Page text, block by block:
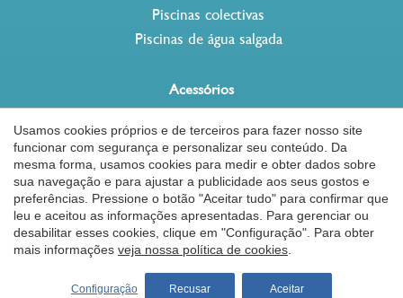
Piscinas colectivas
Piscinas de água salgada
Acessórios
Lonas e coberturas para piscinas
Barreira de proteção para piscinas
Robots de piscina
Aquecimento piscinas
Natação contra-corrente
Chuveiro solar desjoyaux
Filtros coloridos piscina
Usamos cookies próprios e de terceiros para fazer nosso site
funcionar com segurança e personalizar seu conteúdo. Da
mesma forma, usamos cookies para medir e obter dados sobre
sua navegação e para ajustar a publicidade aos seus gostos e
preferências. Pressione o botão "Aceitar tudo" para confirmar que
leu e aceitou as informações apresentadas. Para gerenciar ou
desabilitar esses cookies, clique em "Configuração". Para obter
mais informações veja nossa política de cookies
Configuração Recusar Aceitar
Salvar configuração Aceitar tudo